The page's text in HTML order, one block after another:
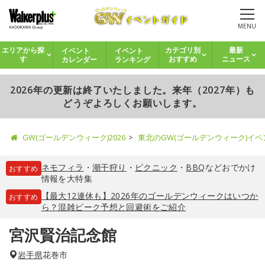
MENU
エリアから探
す
イベント
カレンダー
イベント
ランキング
カテゴリ別
おすすめ
最新
ニュース
2026年の更新は終了いたしました。来年（2027年）も
どうぞよろしくお願いします。
GW(ゴールデンウィーク)2026 東北のGW(ゴールデンウィーク)イ
おすすめ ネモフィラ ・ 潮干狩り ・ ピクニック ・ BBQなどおでかけ
情報を大特集
おすすめ
【最大12連休も】2026年のゴールデンウィークはいつか
ら？混雑ピーク予想と回避術をご紹介
宮沢賢治記念館
岩手県花巻市